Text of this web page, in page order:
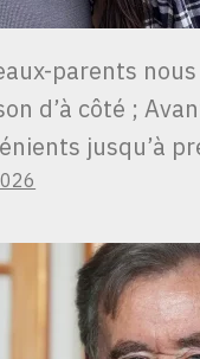
parents
d’à côté ;
jusqu’à